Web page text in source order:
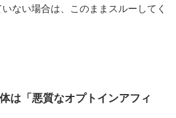
ない場合は、このままスルーしてく
は「悪質なオプトインアフィ